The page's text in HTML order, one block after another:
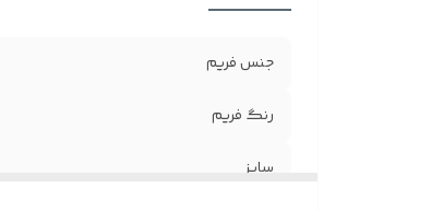
جنس فریم
رنگ فریم
سایز